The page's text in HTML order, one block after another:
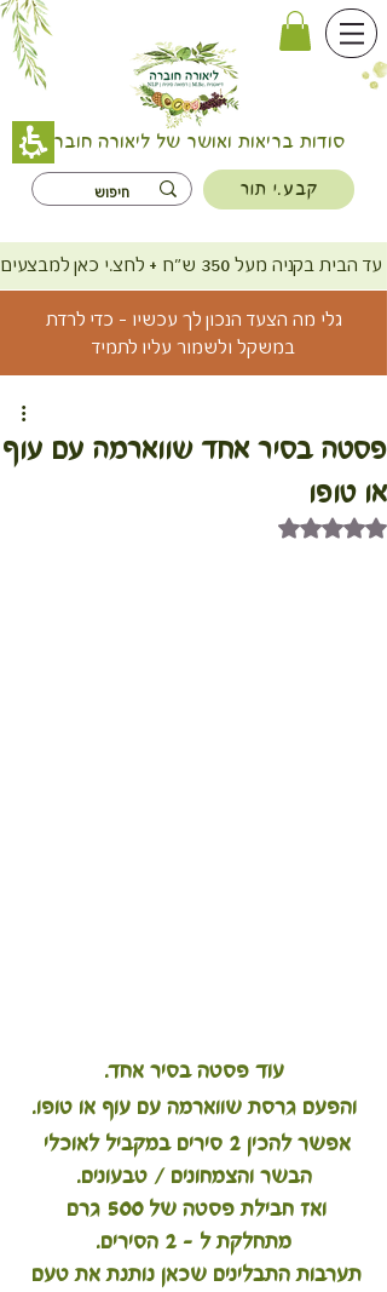
סודות בריאות ואושר של ליאורה חוברה
קבע.י תור
ש"ח + לחצ.י כאן למבצעים
גלי מה הצעד הנכון לך עכשיו - כדי לרדת
במשקל ולשמור עליו לתמיד
פסטה בסיר אחד שווארמה עם עוף
או טופו
דירוג של NaN מתוך 5 כוכבים
עוד פסטה בסיר אחד.
והפעם גרסת שווארמה עם עוף או טופו.
אפשר להכין 2 סירים במקביל לאוכלי
הבשר והצמחונים / טבעונים.
ואז חבילת פסטה של 500 גרם
מתחלקת ל - 2 הסירים.
תערבות התבלינים שכאן נותנת את טעם